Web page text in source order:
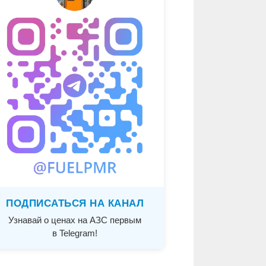
ПОДПИСАТЬСЯ НА КАНАЛ
Узнавай о ценах на АЗС первым
в Telegram!